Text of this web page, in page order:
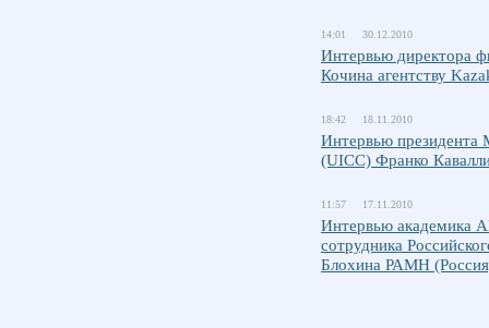
14:01 30.12.2010
Интервью директора
Кочина агентству
18:42 18.11.2010
Интервью президента
(UICC) Франко
11:57 17.11.2010
Интервью академика
сотрудника
Блохина РАМН